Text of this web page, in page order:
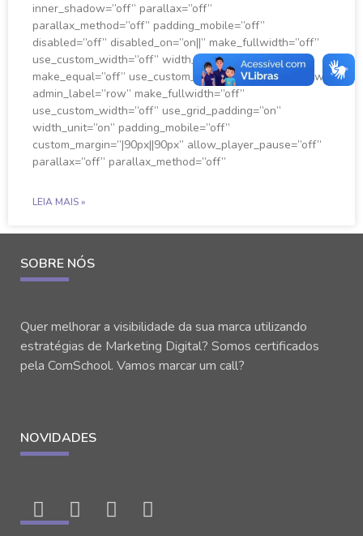
inner_shadow=”off” parallax=”off”
parallax_method=”off” padding_mobile=”off”
disabled=”off” disabled_on=”on||” make_fullwidth=”off”
use_custom_width=”off” width_unit=”on”
make_equal=”off” use_custom_gutter=”off”][tm_pb_row
admin_label=”row” make_fullwidth=”off”
use_custom_width=”off” use_grid_padding=”on”
width_unit=”on” padding_mobile=”off”
custom_margin=”|90px||90px” allow_player_pause=”off”
parallax=”off” parallax_method=”off”
LEIA MAIS »
SOBRE NÓS
Quer melhorar a visibilidade da sua marca utilizando
estratégias de Marketing Digital? Somos certificados
pela ComSchool. Vamos marcar um call?
NOVIDADES